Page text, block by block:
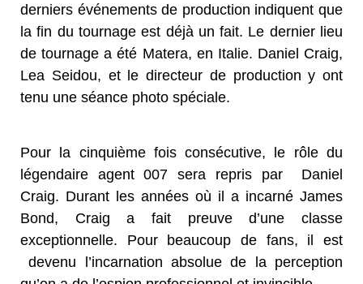
derniers événements de production indiquent que
la fin du tournage est déjà un fait. Le dernier lieu
de tournage a été Matera, en Italie. Daniel Craig,
Lea Seidou, et le directeur de production y ont
tenu une séance photo spéciale.
Pour la cinquième fois consécutive, le rôle du
légendaire agent 007 sera repris par Daniel
Craig. Durant les années où il a incarné James
Bond, Craig a fait preuve d’une classe
exceptionnelle. Pour beaucoup de fans, il est
devenu l’incarnation absolue de la perception